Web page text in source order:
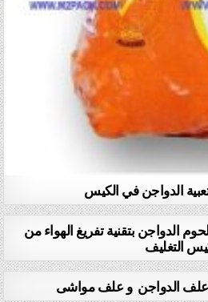
لتعبية الدواجن في الكيس
الدواجن بتقنية تفريغ الهواء من
التغليف
علف الدواجن و علف مواشى